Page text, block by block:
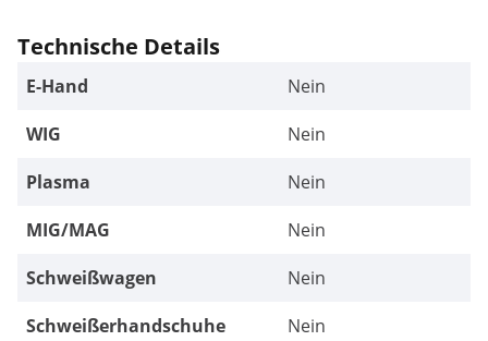
Technische Details
E-Hand
Nein
WIG
Nein
Plasma
Nein
MIG/MAG
Nein
Schweißwagen
Nein
Schweißerhandschuhe
Nein